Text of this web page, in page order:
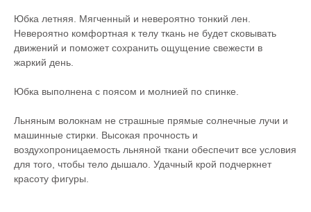
Юбка летняя. Мягченный и невероятно тонкий лен.
Невероятно комфортная к телу ткань не будет сковывать
движений и поможет сохранить ощущение свежести в
жаркий день.
Юбка выполнена с поясом и молнией по спинке.
Льняным волокнам не страшные прямые солнечные лучи и
машинные стирки. Высокая прочность и
воздухопроницаемость льняной ткани обеспечит все условия
для того, чтобы тело дышало. Удачный крой подчеркнет
красоту фигуры.